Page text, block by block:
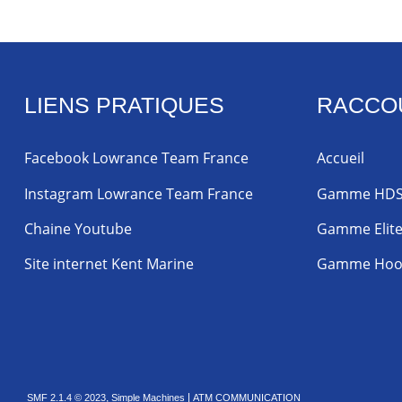
LIENS PRATIQUES
Facebook Lowrance Team France
Instagram Lowrance Team France
Chaine Youtube
Site internet Kent Marine
Accueil
Gamme HDS
Gamme Elite
Gamme
SMF 2.1.4 © 2023, Simple Machines ATM COMMUNICATION